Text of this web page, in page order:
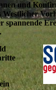
und